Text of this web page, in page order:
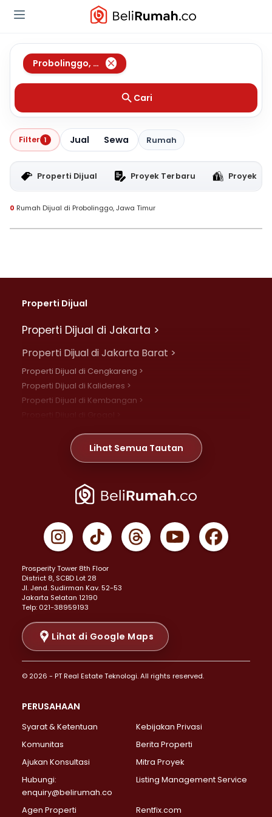
Probolinggo, Jawa Timur
Cari
Filter 1 Jual Sewa Rumah
Properti Dijual Proyek Terbaru Proyek
0 Rumah Dijual di Probolinggo, Jawa Timur
Properti Dijual
Properti Dijual di Jakarta >
Properti Dijual di Jakarta Barat >
Properti Dijual di Cengkareng >
Properti Dijual di Kalideres >
Properti Dijual di Kembangan >
Properti Dijual di Meruya >
Properti Dijual di Jelambar >
Properti Dijual di Jakarta Pusat >
Properti Dijual di Gambir >
Properti Dijual di Johar Baru >
Properti Dijual di Menteng >
Properti Dijual di Senen >
Properti Dijual di Tanah Abang >
Properti Dijual di Cikini >
Properti Dijual di Kramat >
Properti Dijual di Pasar Baru >
Properti Dijual di Bendungan Hilir >
Properti Dijual di Jakarta Selatan >
Properti Dijual di Lebak Bulus >
Properti Dijual di Gandaria Selatan >
Properti Dijual di Pondok Labu >
Properti Dijual di Lenteng Agung >
Properti Dijual di Senayan >
Properti Dijual di Pondok Pinang >
Lihat Semua Tautan
Prosperity Tower 8th Floor
District 8, SCBD Lot 28
JI. Jend. Sudirman Kav. 52-53
Jakarta Selatan 12190
Telp: 021-38959193
Lihat di Google Maps
© 2026 - PT Real Estate Teknologi. All rights reserved.
PERUSAHAAN
Syarat & Ketentuan
Kebijakan Privasi
Komunitas
Berita Properti
Ajukan Konsultasi
Mitra Proyek
Hubungi:
enquiry@belirumah.co
Listing Management Service
Agen Properti Rentfix.com